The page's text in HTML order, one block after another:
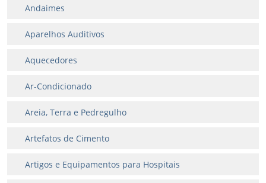
Andaimes
Aparelhos Auditivos
Aquecedores
Ar-Condicionado
Areia, Terra e Pedregulho
Artefatos de Cimento
Artigos e Equipamentos para Hospitais